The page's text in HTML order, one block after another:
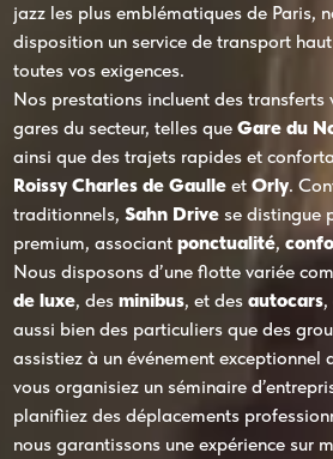
jazz les plus emblématiques de Paris,
disposition un service de transport
toutes vos exigences.
Nos prestations incluent des transferts
gares du secteur, telles queGare du
ainsi que des trajets rapides et
Roissy Charles de Gaulle etOrly.
traditionnels, Sahn Drive se distingue
premium, associantponctualité,
Nous disposons d’une flotte variée
de luxe, desminibus, et desautocars
aussi bien des particuliers que des
assistiez à un événement exceptionnel
vous organisiez un séminaire
planifiiez des déplacements
nous garantissons une expérience sur